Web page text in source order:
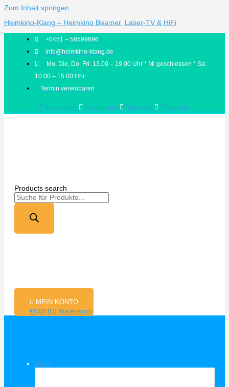
Zum Inhalt springen
Heimkino-Klang – Heimkino Beamer, Laser-TV & HiFi
+0451 – 58599696
info@heimkino-klang.de
Mo, Die, Do, Fri: 13.00 – 19.00 Uhr * Mi geschlossen * Sa:
10.00 – 15.00 Uhr
Termin vereinbaren
Facebook-f Instagram Youtube Pinterest
Products search
MEIN KONTO
€0,000 Warenkorb
Shop